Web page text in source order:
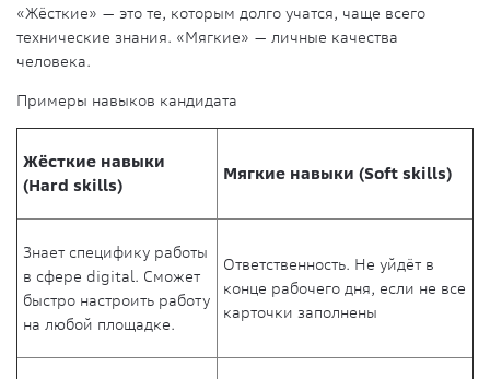
«Жёсткие» — это те, которым долго учатся, чаще всего
технические знания. «Мягкие» — личные качества
человека.
Примеры навыков кандидата
Жёсткие навыки
(Hard skills)
Мягкие навыки (Soft skills)
Знает специфику работы
в сфере digital. Сможет
быстро настроить работу
на любой площадке.
Ответственность. Не уйдёт в
конце рабочего дня, если не все
карточки заполнены